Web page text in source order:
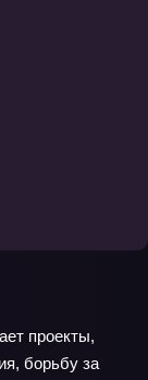
проекты,
борьбу за